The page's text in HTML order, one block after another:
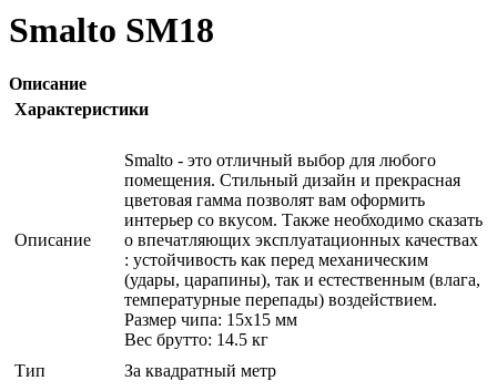
Smalto SM18
Описание
Характеристики
Описание
Smalto - это отличный выбор для любого
помещения. Стильный дизайн и прекрасная
цветовая гамма позволят вам оформить
интерьер со вкусом. Также необходимо сказать
о впечатляющих эксплуатационных качествах
: устойчивость как перед механическим
(удары, царапины), так и естественным (влага,
температурные перепады) воздействием.
Размер чипа: 15x15 мм
Вес брутто: 14.5 кг
Тип
За квадратный метр